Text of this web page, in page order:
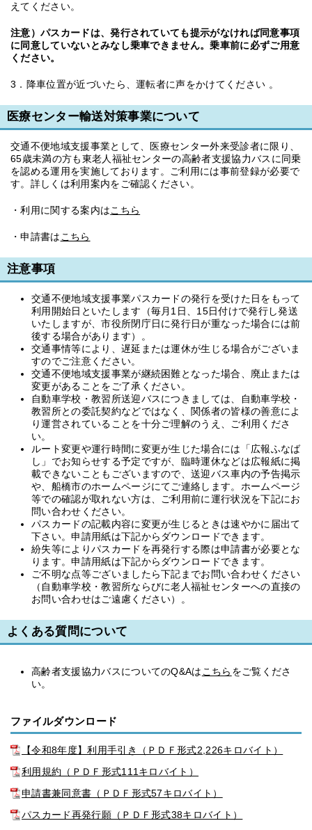
えてください。
注意）パスカードは、発行されていても提示がなければ同意事項
に同意していないとみなし乗車できません。乗車前に必ずご用意
ください。
3．降車位置が近づいたら、運転者に声をかけてください 。
医療センター輸送対策事業について
交通不便地域支援事業として、医療センター外来受診者に限り、
65歳未満の方も東老人福祉センターの高齢者支援協力バスに同乗
を認める運用を実施しております。ご利用には事前登録が必要で
す。詳しくは利用案内をご確認ください。
・利用に関する案内はこちら
・申請書は こちら
注意事項
交通不便地域支援事業パスカードの発行を受けた日をもって
利用開始日といたします（毎月1日、15日付けで発行し発送
いたしますが、市役所閉庁日に発行日が重なった場合には前
後する場合があります）。
交通事情等により、遅延または運休が生じる場合がございま
すのでご注意ください。
交通不便地域支援事業が継続困難となった場合、廃止または
変更があることをご了承ください。
自動車学校・教習所送迎バスにつきましては、自動車学校・
教習所との委託契約などではなく、関係者の皆様の善意によ
り運営されていることを十分ご理解のうえ、ご利用くださ
い。
ルート変更や運行時間に変更が生じた場合には「広報ふなば
し」でお知らせする予定ですが、臨時運休などは広報紙に掲
載できないこともございますので、送迎バス車内の予告掲示
や、船橋市のホームページにてご連絡します。ホームページ
等での確認が取れない方は、ご利用前に運行状況を下記にお
問い合わせください。
パスカードの記載内容に変更が生じるときは速やかに届出て
下さい。申請用紙は下記からダウンロードできます。
紛失等によりパスカードを再発行する際は申請書が必要とな
ります。申請用紙は下記からダウンロードできます。
ご不明な点等ございましたら下記までお問い合わせください
（自動車学校・教習所ならびに老人福祉センターへの直接の
お問い合わせはご遠慮ください）。
よくある質問について
高齢者支援協力バスについてのQ&Aは こちら をご覧くださ
い。
ファイルダウンロード
【令和8年度】利用手引き（ＰＤＦ形式2,226キロバイト）
利用規約（ＰＤＦ形式111キロバイト）
申請書兼同意書（ＰＤＦ形式57キロバイト）
パスカード再発行願（ＰＤＦ形式38キロバイト）